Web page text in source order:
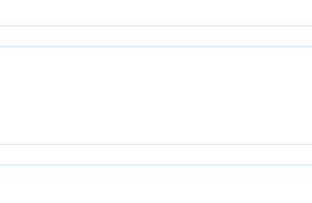
اختلاف هزینه آنها با اساتید
و به سطح مطلوب خود برسید.